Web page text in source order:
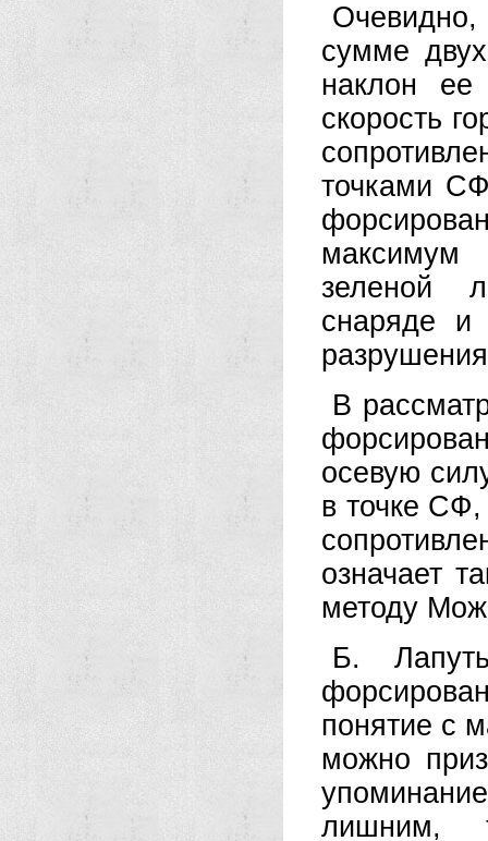
Очевидно,
сумме
наклон ее
скорость
точками
максимум
зеленой
снаряде и
В
осевую
в точке СФ,
означает
методу
Б.
понятие с
можно
лишним,